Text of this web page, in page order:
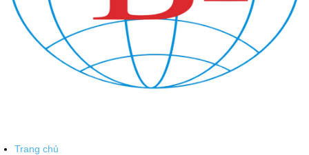
Trang chủ